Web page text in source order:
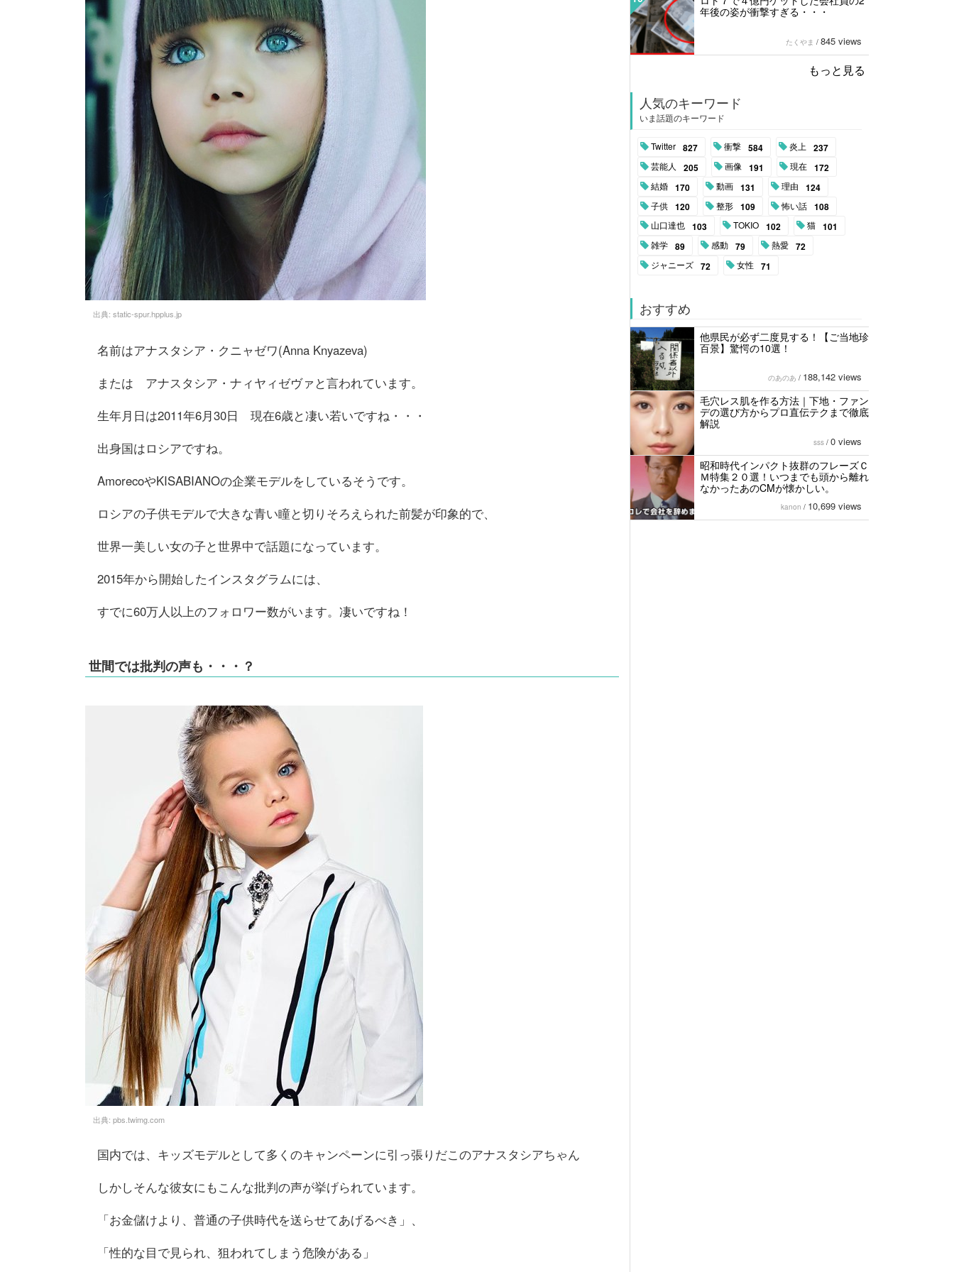
出典: static-spur.hpplus.jp
名前はアナスタシア・クニャゼワ(Anna Knyazeva)
または アナスタシア・ナィヤィゼヴァと言われています。
生年月日は2011年6月30日 現在6歳と凄い若いですね・・・
出身国はロシアですね。
AmorecoやKISABIANOの企業モデルをしているそうです。
ロシアの子供モデルで大きな青い瞳と切りそろえられた前髪が印象的で、
世界一美しい女の子と世界中で話題になっています。
2015年から開始したインスタグラムには、
すでに60万人以上のフォロワー数がいます。凄いですね！
世間では批判の声も・・・？
出典: pbs.twimg.com
国内では、キッズモデルとして多くのキャンペーンに引っ張りだこのアナスタシアちゃん
しかしそんな彼女にもこんな批判の声が挙げられています。
「お金儲けより、普通の子供時代を送らせてあげるべき」、
「性的な目で見られ、狙われてしまう危険がある」
年後の姿が衝撃すぎる・・・
たくやま / 845 views
もっと見る
人気のキーワード
いま話題のキーワード
Twitter 827 衝撃 584 炎上 237
芸能人 205 画像 191 現在 172
結婚 170 動画 131 理由 124
子供 120 整形 109 怖い話 108
山口達也 103 TOKIO 102 猫 101
雑学 89 感動 79 熱愛 72
ジャニーズ 72 女性 71
おすすめ
他県民が必ず二度見する！【ご当地珍
百景】驚愕の10選！
のあのあ / 188,142 views
毛穴レス肌を作る方法｜下地・ファン
デの選び方からプロ直伝テクまで徹底
解説
sss / 0 views
昭和時代インパクト抜群のフレーズＣ
Ｍ特集２０選！いつまでも頭から離れ
なかったあのCMが懐かしい。
kanon / 10,699 views